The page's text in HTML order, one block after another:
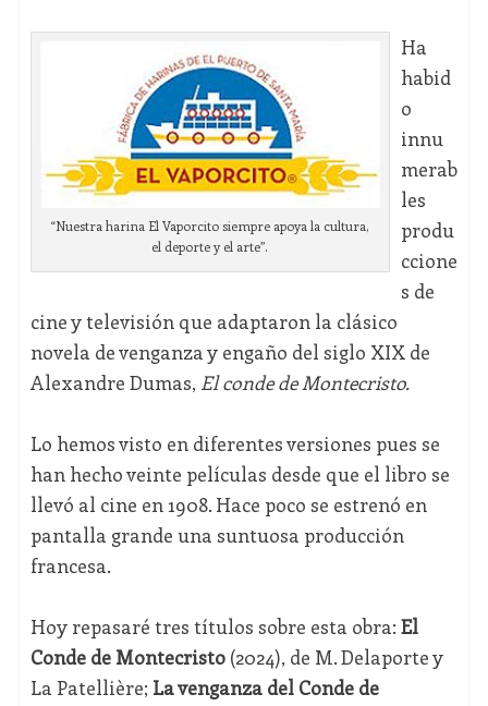
“Nuestra harina El Vaporcito siempre apoya la cultura,
el deporte y el arte”.
Ha
habid
o
innu
merab
les
produ
ccione
s de
cine y televisión que adaptaron la clásico
novela de venganza y engaño del siglo XIX de
Alexandre Dumas, El conde de Montecristo.
Lo hemos visto en diferentes versiones pues se
han hecho veinte películas desde que el libro se
llevó al cine en 1908. Hace poco se estrenó en
pantalla grande una suntuosa producción
francesa.
Hoy repasaré tres títulos sobre esta obra: El
Conde de Montecristo(2024), de M. Delaporte y
La Patellière; La venganza del Conde de